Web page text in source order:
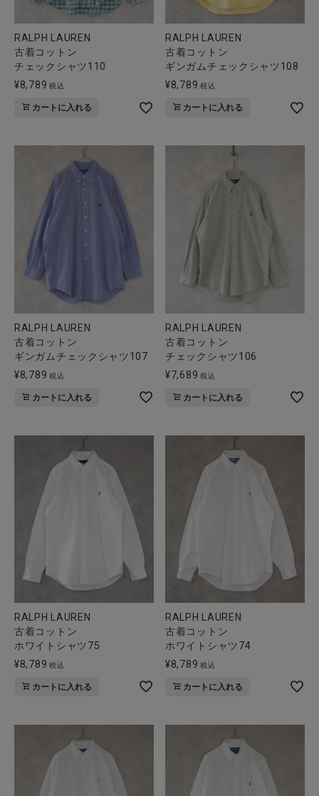
RALPH LAUREN
古着コットン
チェックシャツ110
¥8,789 税込
カートに入れる
RALPH LAUREN
古着コットン
ギンガムチェックシャツ108
¥8,789 税込
カートに入れる
RALPH LAUREN
古着コットン
ギンガムチェックシャツ107
¥8,789 税込
カートに入れる
RALPH LAUREN
古着コットン
チェックシャツ106
¥7,689 税込
カートに入れる
RALPH LAUREN
古着コットン
ホワイトシャツ75
¥8,789 税込
カートに入れる
RALPH LAUREN
古着コットン
ホワイトシャツ74
¥8,789 税込
カートに入れる